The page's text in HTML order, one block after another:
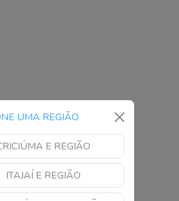
UMA REGIÃO
E REGIÃO
ITAJAÍ E REGIÃO